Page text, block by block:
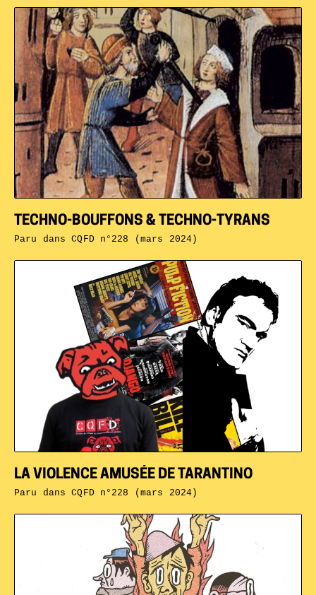
LA VIOLENCE AMUSÉE DE TARANTINO
Paru dansCQFD n°228 (mars 2024)
TECHNO-BOUFFONS & TECHNO-TYRANS
Paru dansCQFD n°228 (mars 2024)